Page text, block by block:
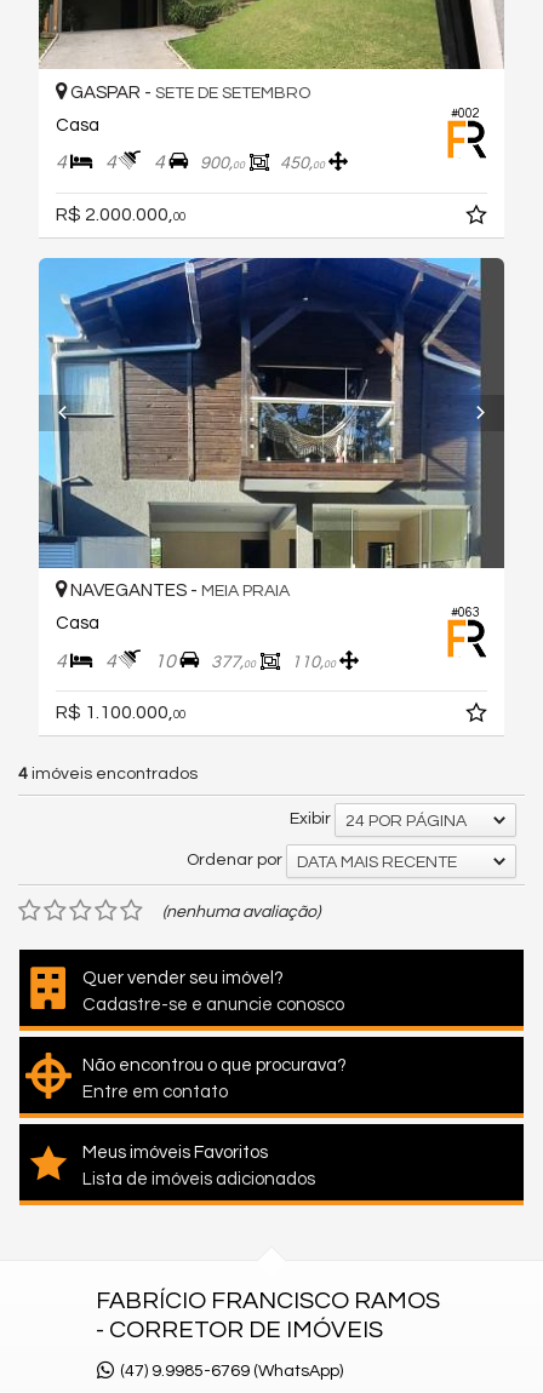
#002
GASPAR - SETE DE SETEMBRO
Casa
4 4 4 900,00 450,00
R$ 2.000.000, 00
#063
NAVEGANTES - MEIA PRAIA
Casa
4 4 10 377,00 110,00
R$ 1.100.000,00
4 imóveis encontrados
Exibir 24 POR PÁGINA
Ordenar por DATA MAIS RECENTE
(nenhuma avaliação)
Quer vender seu imóvel?
Cadastre-se e anuncie conosco
Não encontrou o que procurava?
Entre em contato
Meus imóveis Favoritos
Lista de imóveis adicionados
FABRÍCIO FRANCISCO RAMOS
- CORRETOR DE IMÓVEIS
(47) 9.9985-6769 (WhatsApp)